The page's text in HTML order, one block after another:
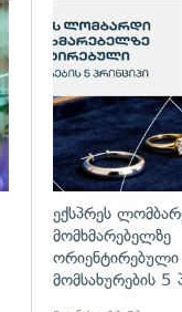
ექსპრეს
მომხმარებელზე
ორიენტირებული
მომსახურების 5